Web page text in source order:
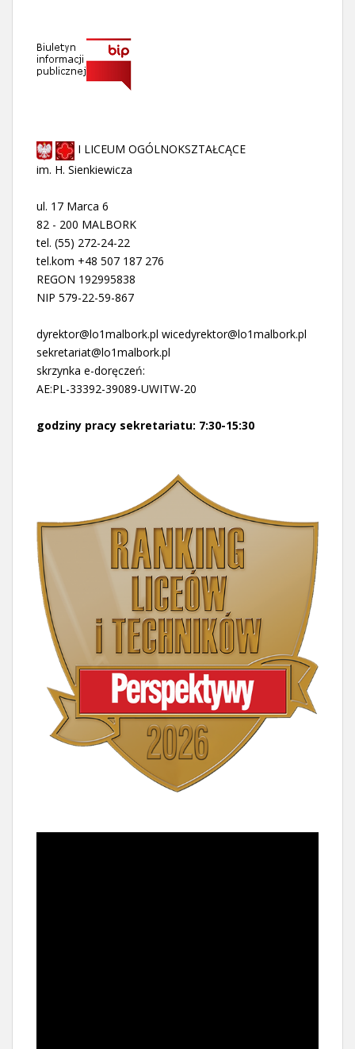
I LICEUM OGÓLNOKSZTAŁCĄCE
im. H. Sienkiewicza
ul. 17 Marca 6
82 - 200 MALBORK
tel. (55) 272-24-22
tel.kom +48 507 187 276
REGON 192995838
NIP 579-22-59-867
dyrektor@lo1malbork.pl wicedyrektor@lo1malbork.pl
sekretariat@lo1malbork.pl
skrzynka e-doręczeń:
AE:PL-33392-39089-UWITW-20
godziny pracy sekretariatu: 7:30-15:30